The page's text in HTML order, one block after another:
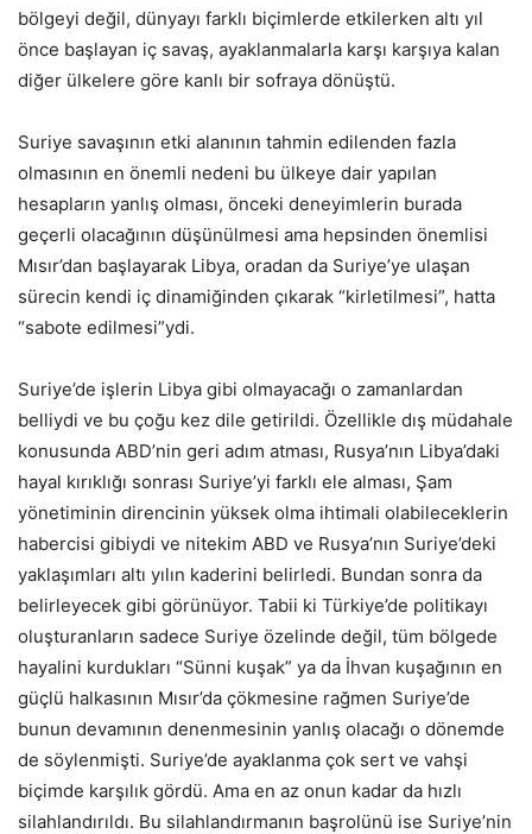
bölgeyi değil, dünyayı farklı biçimlerde etkilerken altı yıl
önce başlayan iç savaş, ayaklanmalarla karşı karşıya kalan
diğer ülkelere göre kanlı bir sofraya dönüştü.
Suriye savaşının etki alanının tahmin edilenden fazla
olmasının en önemli nedeni bu ülkeye dair yapılan
hesapların yanlış olması, önceki deneyimlerin burada
geçerli olacağının düşünülmesi ama hepsinden önemlisi
Mısır’dan başlayarak Libya, oradan da Suriye’ye ulaşan
sürecin kendi iç dinamiğinden çıkarak “kirletilmesi”, hatta
“sabote edilmesi”ydi.
Suriye’de işlerin Libya gibi olmayacağı o zamanlardan
belliydi ve bu çoğu kez dile getirildi. Özellikle dış müdahale
konusunda ABD’nin geri adım atması, Rusya’nın Libya’daki
hayal kırıklığı sonrası Suriye’yi farklı ele alması, Şam
yönetiminin direncinin yüksek olma ihtimali olabileceklerin
habercisi gibiydi ve nitekim ABD ve Rusya’nın Suriye’deki
yaklaşımları altı yılın kaderini belirledi. Bundan sonra da
belirleyecek gibi görünüyor. Tabii ki Türkiye’de politikayı
oluşturanların sadece Suriye özelinde değil, tüm bölgede
hayalini kurdukları “Sünni kuşak” ya da İhvan kuşağının en
güçlü halkasının Mısır’da çökmesine rağmen Suriye’de
bunun devamının denenmesinin yanlış olacağı o dönemde
de söylenmişti. Suriye’de ayaklanma çok sert ve vahşi
biçimde karşılık gördü. Ama en az onun kadar da hızlı
silahlandırıldı. Bu silahlandırmanın başrolünü ise Suriye’nin